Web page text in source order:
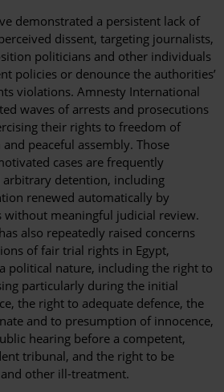
demonstrated a persistent lack of
dissent, targeting journalists,
politicians and other individuals
policies or denounce the authorities’
violations. Amnesty International
waves of arrests and prosecutions
their rights to freedom of
peaceful assembly. Those
cases are frequently
detention, including
renewed automatically by
without meaningful judicial review.
also repeatedly raised concerns
of fair trial rights in Egypt,
political nature, including the right to
particularly during the initial
the right to adequate defence, the
and to presumption of innocence,
hearing before a competent,
tribunal, and the right to be
other ill-treatment.